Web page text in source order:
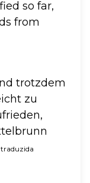
so far,
from
trotzdem
zu